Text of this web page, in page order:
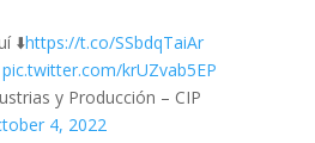
⬇️https://t.co/SSbdqTaiAr
pic.twitter.com/krUZvab5EP
y Producción – CIP
4, 2022